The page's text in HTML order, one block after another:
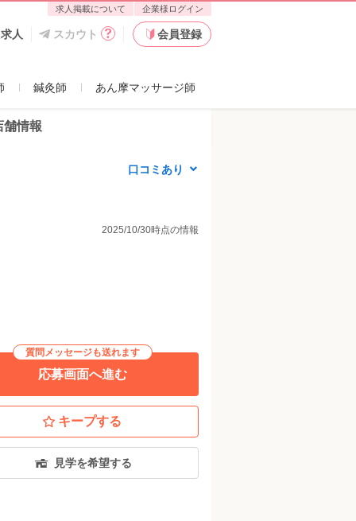
求人掲載について 企業様ログイン
人 スカウト 会員登録
鍼灸師 あん摩マッサージ師
舗情報
口コミあり
2025/10/30時点の情報
質問メッセージも送れます
応募画面へ進む
キープする
見学を希望する